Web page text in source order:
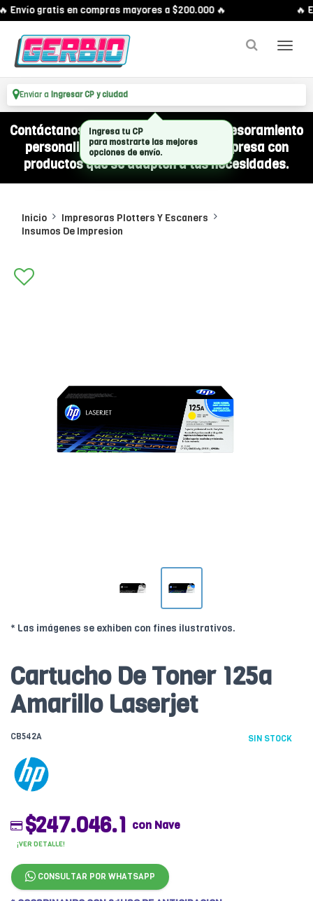
Envío gratis en compras mayores a $200.000 🔥 🔥
Enviar a Ingresar CP y ciudad
Contáctanos por WhatsApp y recibí asesoramiento
personalizado para equipar a tu empresa con
productos que se adapten a tus necesidades.
Inicio
Impresoras Plotters Y Escaners
Insumos De Impresion
* Las imágenes se exhiben con fines ilustrativos.
Cartucho De Toner 125a
Amarillo Laserjet
CB542A SIN STOCK
$247.046.1 con Nave
¡VER DETALLE!
CONSULTAR POR WHATSAPP
Ingresa tu CP
para mostrarte las mejores
opciones de envío.